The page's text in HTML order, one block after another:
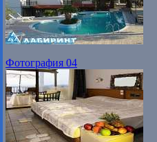
Фотография 04